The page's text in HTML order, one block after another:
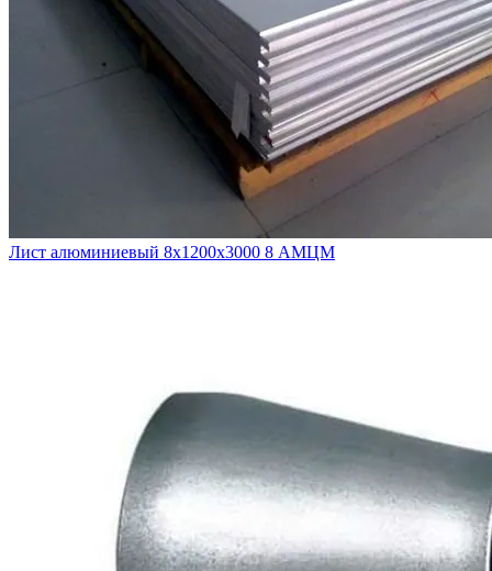
Лист алюминиевый 8х1200х3000 8 АМЦМ